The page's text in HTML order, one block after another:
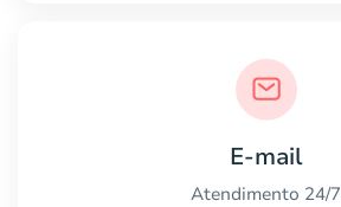
E-mail
Atendimento 24/7